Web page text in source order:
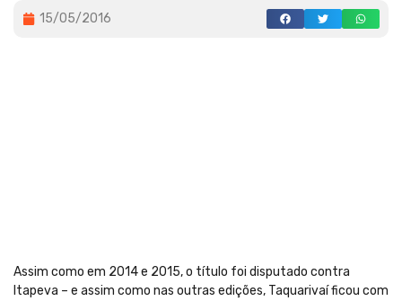
15/05/2016
Assim como em 2014 e 2015, o título foi disputado contra
Itapeva – e assim como nas outras edições, Taquarivaí ficou com